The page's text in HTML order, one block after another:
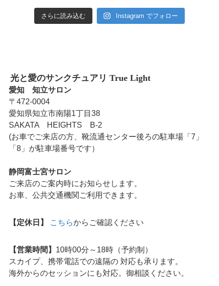
さらに読み込む Instagram でフォロー
光と愛のサンクチュアリ True Light
愛知 知立サロン
〒472-0004
愛知県知立市南陽1丁目38
SAKATA HEIGHTS B-2
(お車でご来店の方、靴流通センター後ろの駐車場「7」
「8」が駐車場番号です）
静岡富士宮サロン
ご来店のご案内時にお知らせします。
お車、公共交通機関ご利用できます。
【定休日】 こちらからご確認ください
【営業時間】 10時00分～18時（予約制）
スカイプ、携帯電話での遠隔の 対応も承ります。
海外からのセッションにも対応。御相談ください。